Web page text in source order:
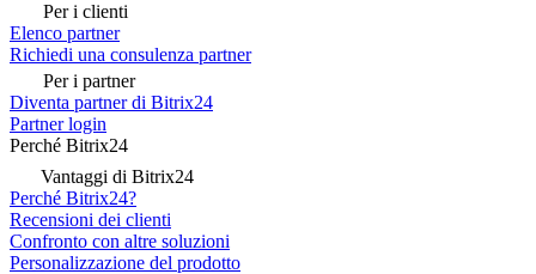
Per i clienti
Elenco partner
Richiedi una consulenza partner
Per i partner
Diventa partner di Bitrix24
Partner login
Perché Bitrix24
Vantaggi di Bitrix24
Perché Bitrix24?
Recensioni dei clienti
Confronto con altre soluzioni
Personalizzazione del prodotto